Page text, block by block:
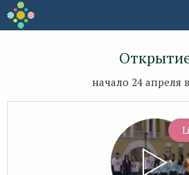
начало 24 апреля